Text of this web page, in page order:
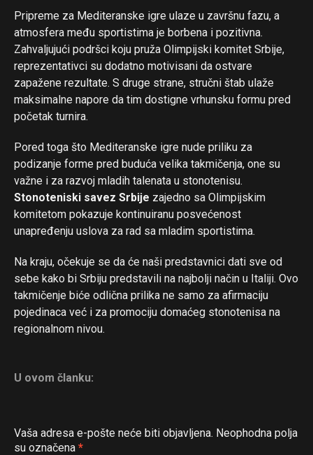
Pripreme za Mediteranske igre ulaze u završnu fazu, a
atmosfera među sportistima je borbena i pozitivna.
Zahvaljujući podršci koju pruža Olimpijski komitet Srbije,
reprezentativci su dodatno motivisani da ostvare
zapažene rezultate. S druge strane, stručni štab ulaže
maksimalne napore da tim dostigne vrhunsku formu pred
početak turnira.
Pored toga što Mediteranske igre nude priliku za
podizanje forme pred buduća velika takmičenja, one su
važne i za razvoj mladih talenata u stonotenisu.
Stonoteniski savez Srbije zajedno sa Olimpijskim
komitetom pokazuje kontinuiranu posvećenost
unapređenju uslova za rad sa mladim sportistima.
Na kraju, očekuje se da će naši predstavnici dati sve od
sebe kako bi Srbiju predstavili na najbolji način u Italiji. Ovo
takmičenje biće odlična prilika ne samo za afirmaciju
pojedinaca već i za promociju domaćeg stonotenisa na
regionalnom nivou.
U ovom članku:
Vaša adresa e-pošte neće biti objavljena. Neophodna polja
su označena *
Flipboard
Pinterest
Whatsapp
Email